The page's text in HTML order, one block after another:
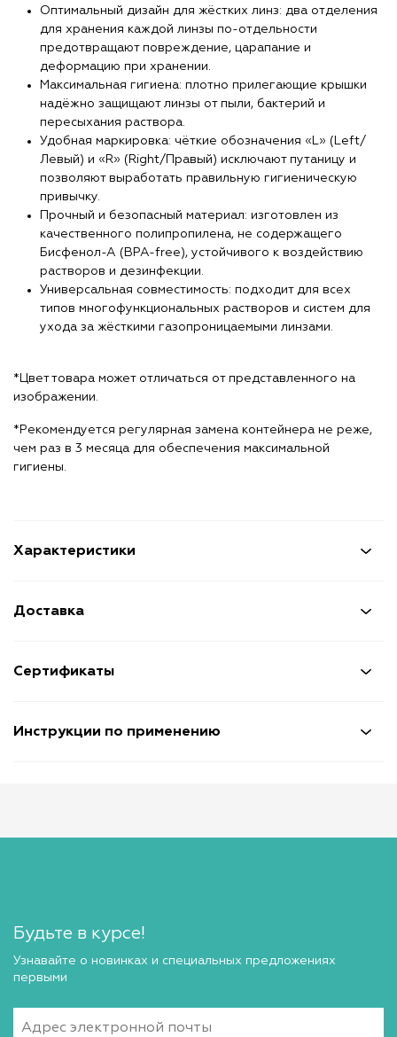
Оптимальный дизайн для жёстких линз: два отделения
для хранения каждой линзы по-отдельности
предотвращают повреждение, царапание и
деформацию при хранении.
Максимальная гигиена: плотно прилегающие крышки
надёжно защищают линзы от пыли, бактерий и
пересыхания раствора.
Удобная маркировка: чёткие обозначения «L» (Left/
Левый) и «R» (Right/Правый) исключают путаницу и
позволяют выработать правильную гигиеническую
привычку.
Прочный и безопасный материал: изготовлен из
качественного полипропилена, не содержащего
Бисфенол-А (BPA-free), устойчивого к воздействию
растворов и дезинфекции.
Универсальная совместимость: подходит для всех
типов многофункциональных растворов и систем для
ухода за жёсткими газопроницаемыми линзами.
*Цвет товара может отличаться от представленного на
изображении.
*Рекомендуется регулярная замена контейнера не реже,
чем раз в 3 месяца для обеспечения максимальной
гигиены.
Характеристики
Доставка
Сертификаты
Инструкции по применению
Будьте в курсе!
Узнавайте о новинках и специальных предложениях
первыми